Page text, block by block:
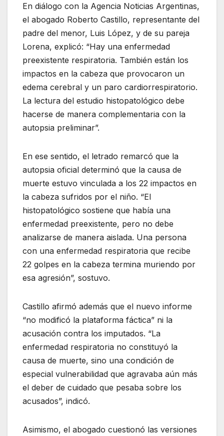
En diálogo con la Agencia Noticias Argentinas,
el abogado Roberto Castillo, representante del
padre del menor, Luis López, y de su pareja
Lorena, explicó: “Hay una enfermedad
preexistente respiratoria. También están los
impactos en la cabeza que provocaron un
edema cerebral y un paro cardiorrespiratorio.
La lectura del estudio histopatológico debe
hacerse de manera complementaria con la
autopsia preliminar”.
En ese sentido, el letrado remarcó que la
autopsia oficial determinó que la causa de
muerte estuvo vinculada a los 22 impactos en
la cabeza sufridos por el niño. “El
histopatológico sostiene que había una
enfermedad preexistente, pero no debe
analizarse de manera aislada. Una persona
con una enfermedad respiratoria que recibe
22 golpes en la cabeza termina muriendo por
esa agresión”, sostuvo.
Castillo afirmó además que el nuevo informe
“no modificó la plataforma fáctica” ni la
acusación contra los imputados. “La
enfermedad respiratoria no constituyó la
causa de muerte, sino una condición de
especial vulnerabilidad que agravaba aún más
el deber de cuidado que pesaba sobre los
acusados”, indicó.
Asimismo, el abogado cuestionó las versiones